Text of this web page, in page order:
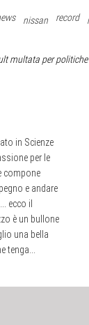
nissan record
multata per
in Scienze
per le
compone
e andare
ecco il
è un bullone
una bella
tenga...